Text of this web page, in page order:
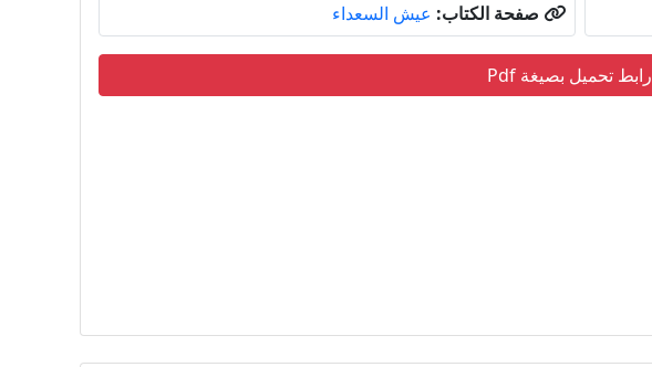
صفحة الكتاب: عيش السعداء
رابط تحميل بصيغة Pdf